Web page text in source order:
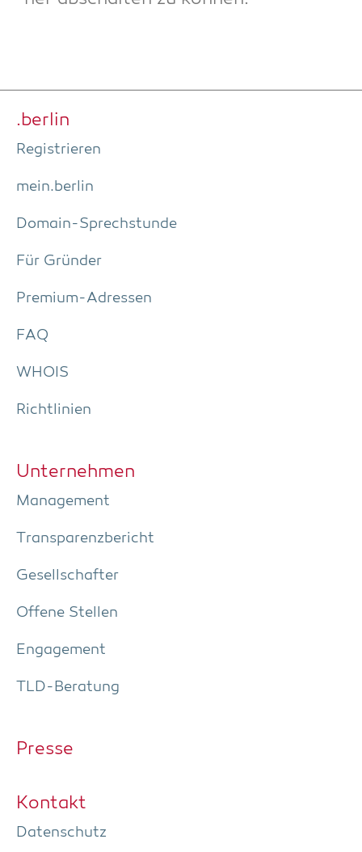
.ber­lin
Regis­trie­ren
mein.berlin
Domain-Sprech­stun­de
Für Grün­der
Pre­­mi­um-Adres­­sen
FAQ
WHOIS
Richt­li­ni­en
Unter­neh­men
Manage­ment
Trans­pa­renz­be­richt
Gesell­schaf­ter
Offe­ne Stellen
Enga­ge­ment
TLD-Bera­tung
Pres­se
Kon­takt
Daten­schutz